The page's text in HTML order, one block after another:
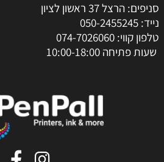
סניפים: הרצל 37 ראשון לציון
נייד: 050-2455245
טלפון קווי: 074-7026060
שעות פתיחה 10:00-18:00